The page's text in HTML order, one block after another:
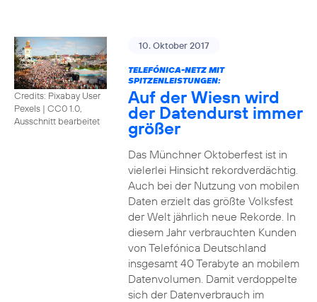
Credits: Pixabay User
Pexels | CC0 1.0,
Ausschnitt bearbeitet
10. Oktober 2017
TELEFÓNICA-NETZ MIT
SPITZENLEISTUNGEN:
Auf der Wiesn wird
der Datendurst immer
größer
Das Münchner Oktoberfest ist in
vielerlei Hinsicht rekordverdächtig.
Auch bei der Nutzung von mobilen
Daten erzielt das größte Volksfest
der Welt jährlich neue Rekorde. In
diesem Jahr verbrauchten Kunden
von Telefónica Deutschland
insgesamt 40 Terabyte an mobilem
Datenvolumen. Damit verdoppelte
sich der Datenverbrauch im